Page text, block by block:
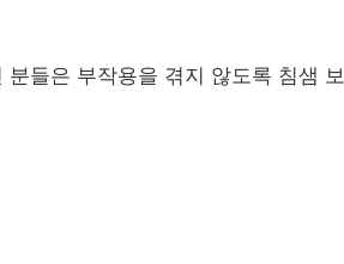
분들은 부작용을 겪지 않도록 침샘